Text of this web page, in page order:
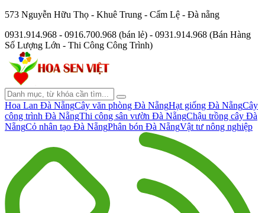
573 Nguyễn Hữu Thọ - Khuê Trung - Cẩm Lệ - Đà nẵng
0931.914.968 - 0916.700.968 (bán lẻ) - 0931.914.968 (Bán Hàng
Số Lượng Lớn - Thi Công Công Trình)
Hoa Lan Đà NẵngCây văn phòng Đà NẵngHạt giống Đà NẵngCây
công trình Đà NẵngThi công sân vườn Đà NẵngChậu trồng cây Đà
NẵngCỏ nhân tạo Đà NẵngPhân bón Đà NẵngVật tư nông nghiệp